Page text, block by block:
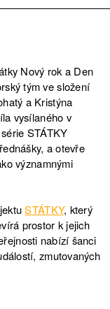
Nový rok a Den
tým ve složení
a Kristýna
vysílaného v
STÁTKY
a otevře
významnými
STÁTKY, který
prostor k jejich
nabízí šanci
zmutovaných